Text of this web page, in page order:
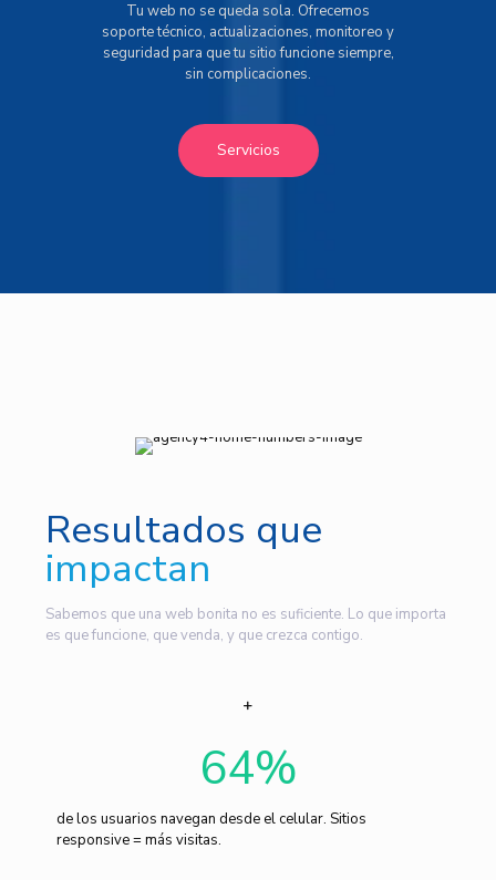
Tu web no se queda sola. Ofrecemos
soporte técnico, actualizaciones, monitoreo y
seguridad para que tu sitio funcione siempre,
sin complicaciones.
Servicios
Resultados que
impactan
Sabemos que una web bonita no es suficiente. Lo que importa
es que funcione, que venda, y que crezca contigo.
64%
de los usuarios navegan desde el celular. Sitios
responsive = más visitas.